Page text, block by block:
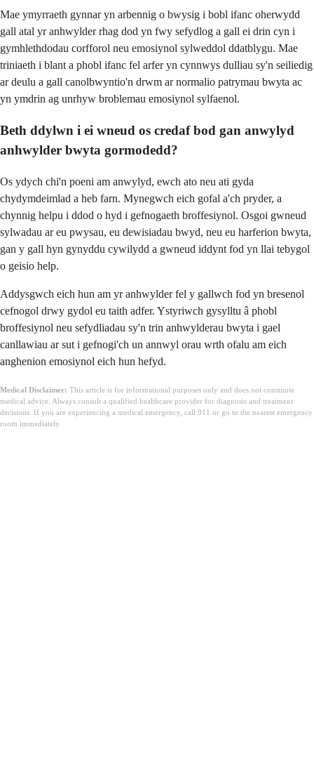
Mae ymyrraeth gynnar yn arbennig o bwysig i bobl ifanc oherwydd
gall atal yr anhwylder rhag dod yn fwy sefydlog a gall ei drin cyn i
gymhlethdodau corfforol neu emosiynol sylweddol ddatblygu. Mae
triniaeth i blant a phobl ifanc fel arfer yn cynnwys dulliau sy'n seiliedig
ar deulu a gall canolbwyntio'n drwm ar normalio patrymau bwyta ac
yn ymdrin ag unrhyw broblemau emosiynol sylfaenol.
Beth ddylwn i ei wneud os credaf bod gan anwylyd
anhwylder bwyta gormodedd?
Os ydych chi'n poeni am anwylyd, ewch ato neu ati gyda
chydymdeimlad a heb farn. Mynegwch eich gofal a'ch pryder, a
chynnig helpu i ddod o hyd i gefnogaeth broffesiynol. Osgoi gwneud
sylwadau ar eu pwysau, eu dewisiadau bwyd, neu eu harferion bwyta,
gan y gall hyn gynyddu cywilydd a gwneud iddynt fod yn llai tebygol
o geisio help.
Addysgwch eich hun am yr anhwylder fel y gallwch fod yn bresenol
cefnogol drwy gydol eu taith adfer. Ystyriwch gysylltu â phobl
broffesiynol neu sefydliadau sy'n trin anhwylderau bwyta i gael
canllawiau ar sut i gefnogi'ch un annwyl orau wrth ofalu am eich
anghenion emosiynol eich hun hefyd.
Medical Disclaimer: This article is for informational purposes only and does not constitute
medical advice. Always consult a qualified healthcare provider for diagnosis and treatment
decisions. If you are experiencing a medical emergency, call 911 or go to the nearest emergency
room immediately.